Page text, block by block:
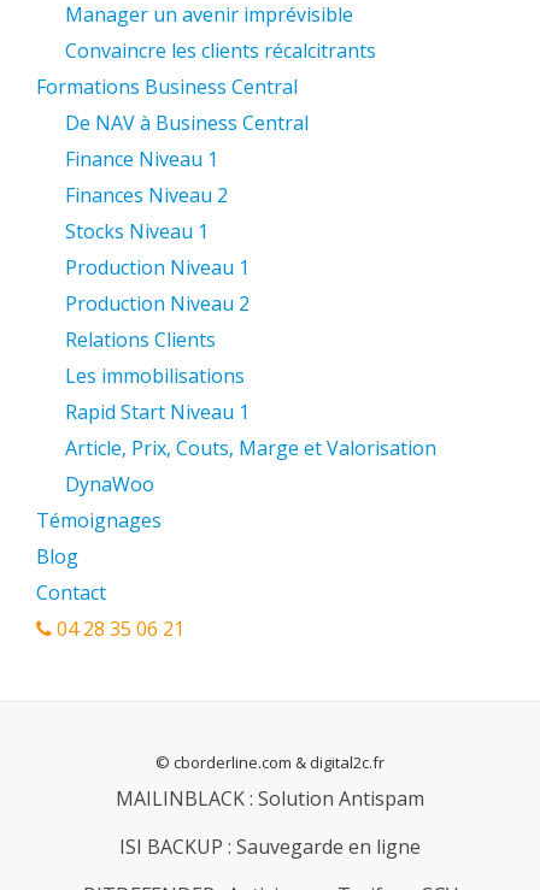
Manager un avenir imprévisible
Convaincre les clients récalcitrants
Formations Business Central
De NAV à Business Central
Finance Niveau 1
Finances Niveau 2
Stocks Niveau 1
Production Niveau 1
Production Niveau 2
Relations Clients
Les immobilisations
Rapid Start Niveau 1
Article, Prix, Couts, Marge et Valorisation
DynaWoo
Témoignages
Blog
Contact
04 28 35 06 21
© cborderline.com & digital2c.fr
MAILINBLACK : Solution Antispam
ISI BACKUP : Sauvegarde en ligne